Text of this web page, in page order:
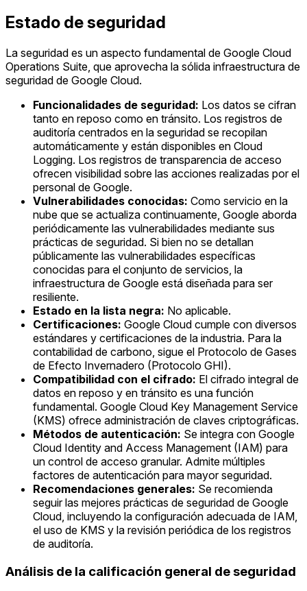
Estado de seguridad
La seguridad es un aspecto fundamental de Google Cloud
Operations Suite, que aprovecha la sólida infraestructura de
seguridad de Google Cloud.
Funcionalidades de seguridad: Los datos se cifran
tanto en reposo como en tránsito. Los registros de
auditoría centrados en la seguridad se recopilan
automáticamente y están disponibles en Cloud
Logging. Los registros de transparencia de acceso
ofrecen visibilidad sobre las acciones realizadas por el
personal de Google.
Vulnerabilidades conocidas: Como servicio en la
nube que se actualiza continuamente, Google aborda
periódicamente las vulnerabilidades mediante sus
prácticas de seguridad. Si bien no se detallan
públicamente las vulnerabilidades específicas
conocidas para el conjunto de servicios, la
infraestructura de Google está diseñada para ser
resiliente.
Estado en la lista negra: No aplicable.
Certificaciones: Google Cloud cumple con diversos
estándares y certificaciones de la industria. Para la
contabilidad de carbono, sigue el Protocolo de Gases
de Efecto Invernadero (Protocolo GHI).
Compatibilidad con el cifrado: El cifrado integral de
datos en reposo y en tránsito es una función
fundamental. Google Cloud Key Management Service
(KMS) ofrece administración de claves criptográficas.
Métodos de autenticación: Se integra con Google
Cloud Identity and Access Management (IAM) para
un control de acceso granular. Admite múltiples
factores de autenticación para mayor seguridad.
Recomendaciones generales: Se recomienda
seguir las mejores prácticas de seguridad de Google
Cloud, incluyendo la configuración adecuada de IAM,
el uso de KMS y la revisión periódica de los registros
de auditoría.
Análisis de la calificación general de seguridad